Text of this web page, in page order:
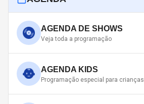
AGENDA DE SHOWS
Veja toda a programação
AGENDA KIDS
Programação especial para crianças